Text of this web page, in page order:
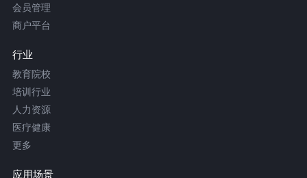
会员管理
商户平台
行业
教育院校
培训行业
人力资源
医疗健康
更多
应用场景